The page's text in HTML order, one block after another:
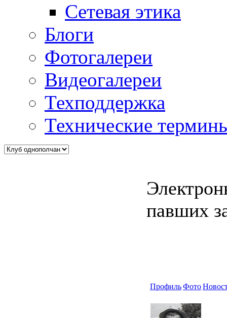
Сетевая этика
Блоги
Фотогалереи
Видеогалереи
Техподдержка
Технические
павших
ПрофильФото